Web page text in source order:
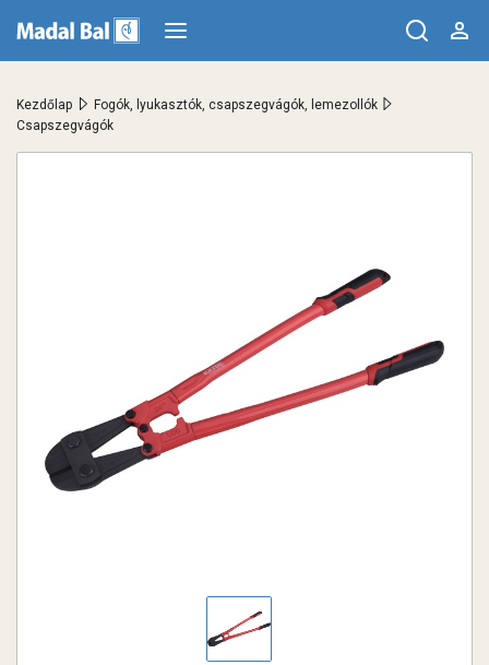
Kezdőlap > Fogók, lyukasztók, csapszegvágók, lemezollók >
Csapszegvágók